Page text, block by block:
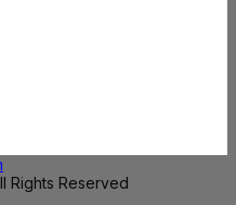
Rights Reserved